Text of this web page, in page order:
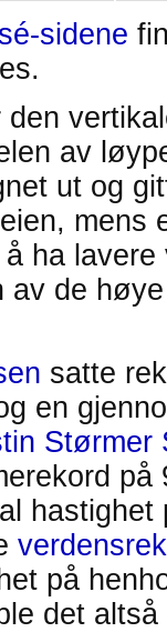
sidene
av
ut og
mens
ha
av de
satte
en
Størmer
på
hastighet
på
det